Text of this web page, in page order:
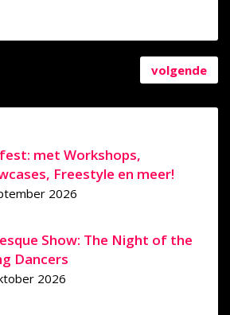
volgende
met Workshops,
Freestyle en meer!
2026
Show: The Night of the
Dancers
2026